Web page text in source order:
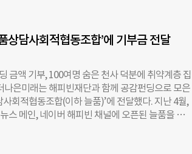
씩 경기도 포천에서 서울까지
위한 작품 기부, 재능 기부 활동 등에 사용할 것
일러스트레이터, 희망을 그리다 여러분이 기사
덕분에 한 달 만에 목표 금액의 100%를 넘어섰습
분들께 전해드릴 수 있었어요. 책 한 권 한 권을 직
렸죠. 시간이 꽤 걸리는 일이었지만, 얼마나 보람
아보셨을텐데, 그림과 글귀가 여러분들께 조금이
. 최근 공감펀딩으로 여러분이 입금해주신 금액
상담사회적협동조합’에 기부금 전달
금액 기부, 100여명 숨은 천사 덕분에 취약계층 집
은미래는 해피빈재단과 함께 공감펀딩으로 모은
회적협동조합(이하 늘품)’에 전달했다. 지난 4월,
스 메인, 네이버 해피빈 채널에 오픈된 늘품을 위